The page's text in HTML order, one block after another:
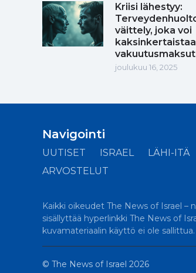
Kriisi lähestyy:
väittely, joka voi
kaksinkertaistaa
vakuutusmaksut
joulukuu 16, 2025
Navigointi
UUTISET ISRAEL LÄHI-ITÄ
ARVOSTELUT
Kaikki oikeudet The News of Israel –
sisällyttää hyperlinkki The News of
kuvamateriaalin käyttö ei ole sallittua.
© The News of Israel 2026